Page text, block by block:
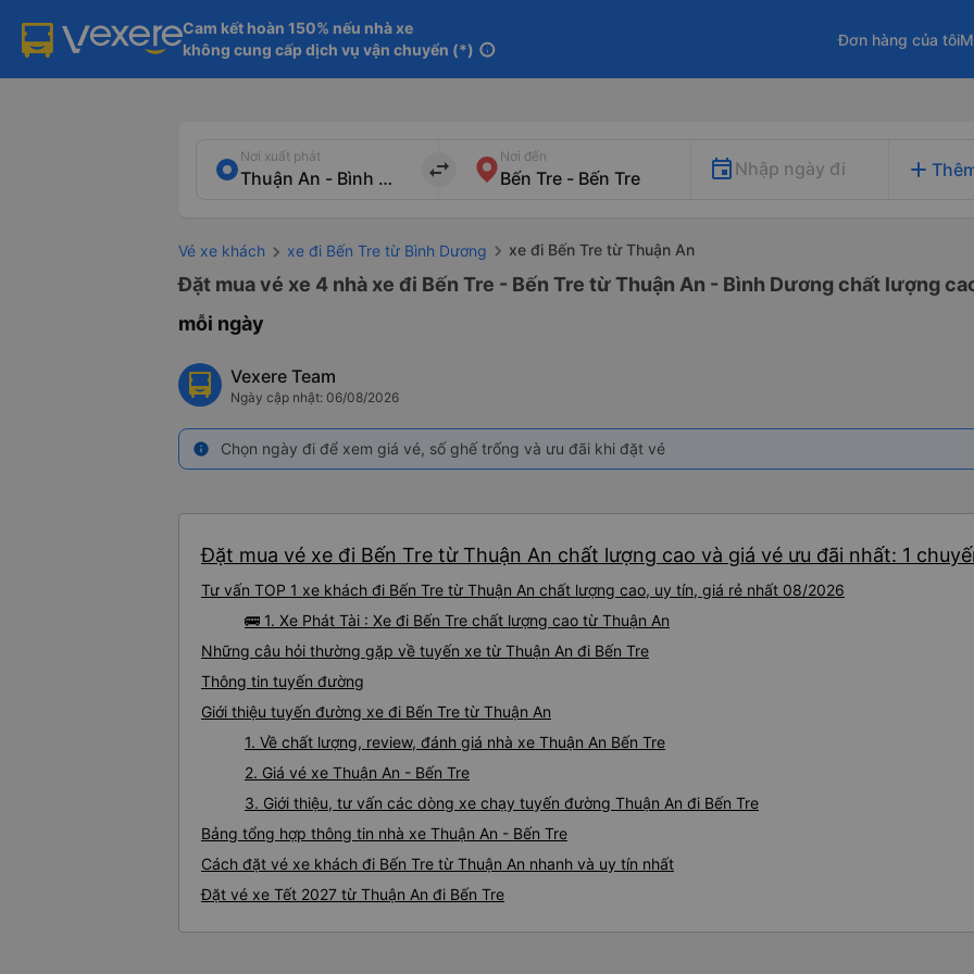
Cam kết hoàn 150% nếu nhà xe
không cung cấp dịch vụ vận chuyển (*) info
Đơn hàng của tôi
Nơi xuất phát
import_export
Nơi đến
Nhập ngày đi add
Vé xe khách xe đi Bến Tre từ Bình Dương xe đi Bến Tre từ Thuận An
Đặt mua vé xe 4 nhà xe đi Bến Tre - Bến Tre từ Thuận An - Bình Dương chất lượng
mỗi ngày
Vexere Team
Ngày cập nhật: 06/08/2026
info Chọn ngày đi để xem giá vé, số ghế trống và ưu đãi khi đặt vé
Đặt mua vé xe đi Bến Tre từ Thuận An chất lượng cao và giá vé ưu đãi nhất: 1
Tư vấn TOP 1 xe khách đi Bến Tre từ Thuận An chất lượng cao, uy tín, giá rẻ nhất 08/2026
🚌 1. Xe Phát Tài : Xe đi Bến Tre chất lượng cao từ Thuận An
Những câu hỏi thường gặp về tuyến xe từ Thuận An đi Bến Tre
Thông tin tuyến đường
Giới thiệu tuyến đường xe đi Bến Tre từ Thuận An
1. Về chất lượng, review, đánh giá nhà xe Thuận An Bến Tre
2. Giá vé xe Thuận An - Bến Tre
3. Giới thiệu, tư vấn các dòng xe chạy tuyến đường Thuận An đi Bến Tre
Bảng tổng hợp thông tin nhà xe Thuận An - Bến Tre
Cách đặt vé xe khách đi Bến Tre từ Thuận An nhanh và uy tín nhất
Đặt vé xe Tết 2027 từ Thuận An đi Bến Tre